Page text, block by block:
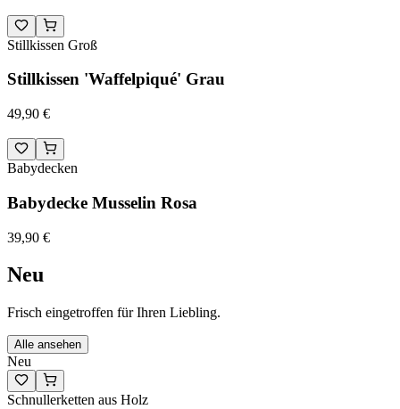
Stillkissen Groß
Stillkissen 'Waffelpiqué' Grau
49,90 €
Babydecken
Babydecke Musselin Rosa
39,90 €
Neu
Frisch eingetroffen für Ihren Liebling.
Alle ansehen
Neu
Schnullerketten aus Holz